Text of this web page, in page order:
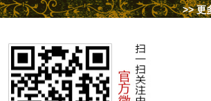
>> 更